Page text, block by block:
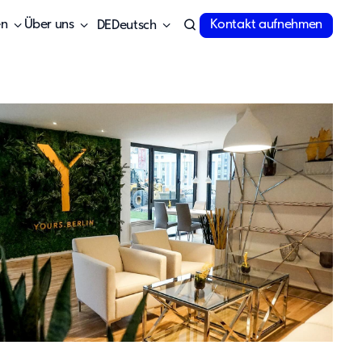
Über uns Deutsch Kontakt aufnehmen